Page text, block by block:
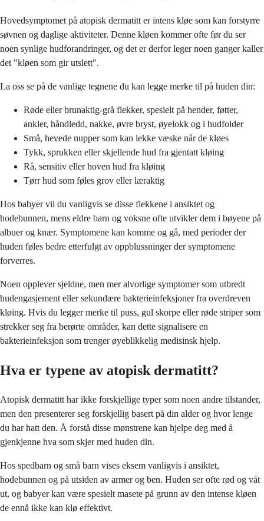
Hovedsymptomet på atopisk dermatitt er intens kløe som kan forstyrre
søvnen og daglige aktiviteter. Denne kløen kommer ofte før du ser
noen synlige hudforandringer, og det er derfor leger noen ganger kaller
det "kløen som gir utslett".
La oss se på de vanlige tegnene du kan legge merke til på huden din:
Røde eller brunaktig-grå flekker, spesielt på hender, føtter,
ankler, håndledd, nakke, øvre bryst, øyelokk og i hudfolder
Små, hevede nupper som kan lekke væske når de kløes
Tykk, sprukken eller skjellende hud fra gjentatt kløing
Rå, sensitiv eller hoven hud fra kløing
Tørr hud som føles grov eller læraktig
Hos babyer vil du vanligvis se disse flekkene i ansiktet og
hodebunnen, mens eldre barn og voksne ofte utvikler dem i bøyene på
albuer og knær. Symptomene kan komme og gå, med perioder der
huden føles bedre etterfulgt av oppblussninger der symptomene
forverres.
Noen opplever sjeldne, men mer alvorlige symptomer som utbredt
hudengasjement eller sekundære bakterieinfeksjoner fra overdreven
kløing. Hvis du legger merke til puss, gul skorpe eller røde striper som
strekker seg fra berørte områder, kan dette signalisere en
bakterieinfeksjon som trenger øyeblikkelig medisinsk hjelp.
Hva er typene av atopisk dermatitt?
Atopisk dermatitt har ikke forskjellige typer som noen andre tilstander,
men den presenterer seg forskjellig basert på din alder og hvor lenge
du har hatt den. Å forstå disse mønstrene kan hjelpe deg med å
gjenkjenne hva som skjer med huden din.
Hos spedbarn og små barn vises eksem vanligvis i ansiktet,
hodebunnen og på utsiden av armer og ben. Huden ser ofte rød og våt
ut, og babyer kan være spesielt masete på grunn av den intense kløen
de ennå ikke kan klø effektivt.